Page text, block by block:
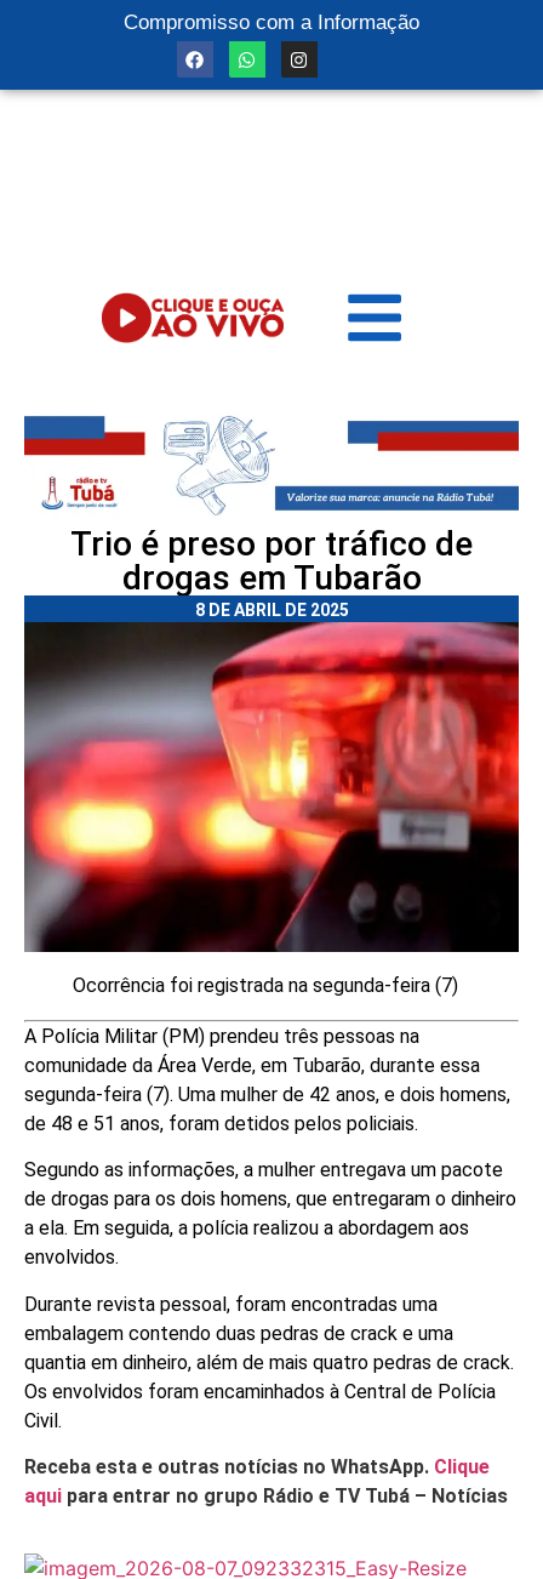
Compromisso com a Informação
Trio é preso por tráfico de
drogas em Tubarão
8 DE ABRIL DE 2025
Ocorrência foi registrada na segunda-feira (7)
A Polícia Militar (PM) prendeu três pessoas na
comunidade da Área Verde, em Tubarão, durante essa
segunda-feira (7). Uma mulher de 42 anos, e dois homens,
de 48 e 51 anos, foram detidos pelos policiais.
Segundo as informações, a mulher entregava um pacote
de drogas para os dois homens, que entregaram o dinheiro
a ela. Em seguida, a polícia realizou a abordagem aos
envolvidos.
Durante revista pessoal, foram encontradas uma
embalagem contendo duas pedras de crack e uma
quantia em dinheiro, além de mais quatro pedras de crack.
Os envolvidos foram encaminhados à Central de Polícia
Civil.
Receba esta e outras notícias no WhatsApp. Clique
aqui para entrar no grupo Rádio e TV Tubá – Notícias